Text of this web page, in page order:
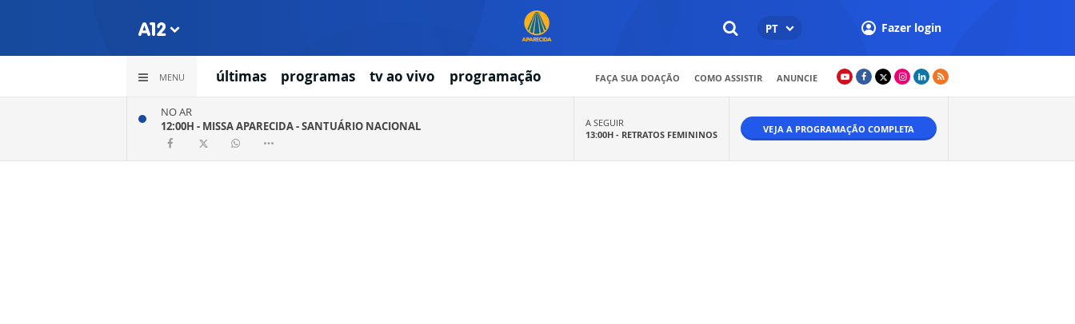
PT Fazer login
MENU últimas programas tv ao vivo programação FAÇA SUA DOAÇÃO COMO ASSISTIR ANUNCIE
NO AR
12:00H - MISSA APARECIDA - SANTUÁRIO NACIONAL
A SEGUIR
13:00H - RETRATOS FEMININOS VEJA A PROGRAMAÇÃO COMPLETA